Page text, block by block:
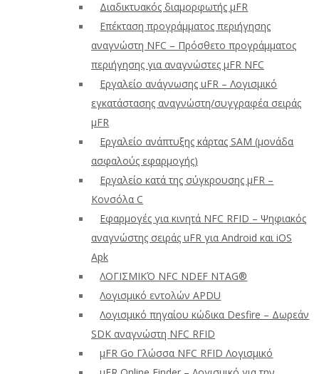
Διαδικτυακός διαμορφωτής μFR
Επέκταση προγράμματος περιήγησης
αναγνώστη NFC – Πρόσθετο προγράμματος
περιήγησης για αναγνώστες μFR NFC
Εργαλείο ανάγνωσης uFR – Λογισμικό
εγκατάστασης αναγνώστη/συγγραφέα σειράς
μFR
Εργαλείο ανάπτυξης κάρτας SAM (μονάδα
ασφαλούς εφαρμογής)
Εργαλείο κατά της σύγκρουσης μFR –
Κονσόλα C
Εφαρμογές για κινητά NFC RFID – Ψηφιακός
αναγνώστης σειράς uFR για Android και iOS
Apk
ΛΟΓΙΣΜΙΚΌ NFC NDEF NTAG®
Λογισμικό εντολών APDU
Λογισμικό πηγαίου κώδικα Desfire – Δωρεάν
SDK αναγνώστη NFC RFID
μFR Go Γλώσσα NFC RFID Λογισμικό